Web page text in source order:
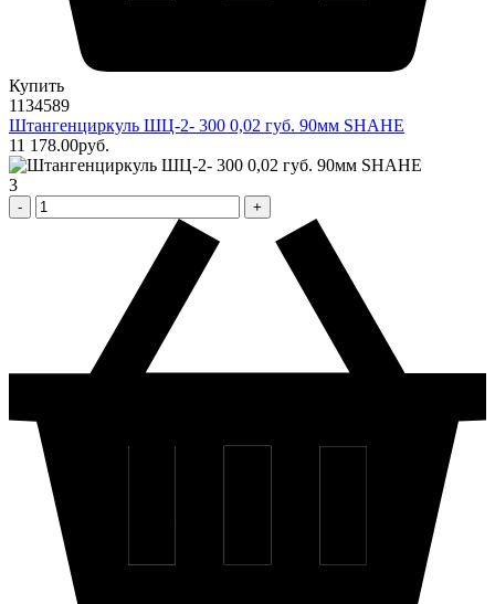
Купить
1134589
Штангенциркуль ШЦ-2- 300 0,02 губ. 90мм SHAHE
11 178.00pуб.
3